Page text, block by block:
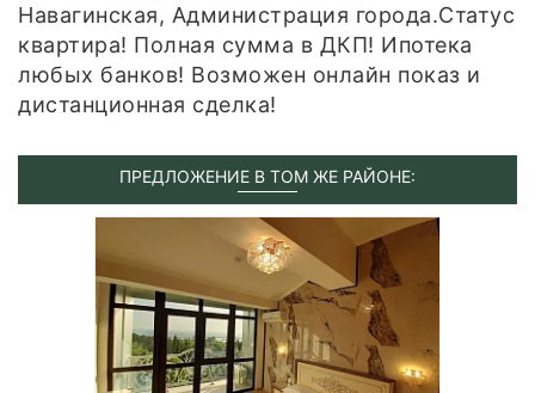
Навагинская, Администрация города.Статус
квартира! Полная сумма в ДКП! Ипотека
любых банков! Возможен онлайн показ и
дистанционная сделка!
ПРЕДЛОЖЕНИЕ В ТОМ ЖЕ РАЙОНЕ: